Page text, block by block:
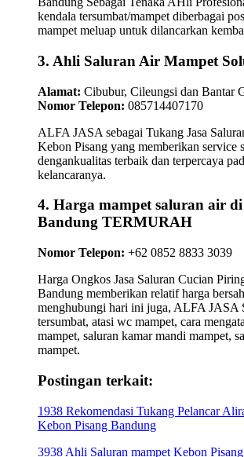
kendala tersumbat/mampet diberbagai
mampet meluap untuk dilancarkan
3. Ahli Saluran Air Mampet
Alamat: Cibubur, Cileungsi dan Bantar
Nomor Telepon: 085714407170
ALFA JASA sebagai Tukang Jasa
Kebon Pisang yang memberikan service
dengankualitas terbaik dan terpercaya
kelancaranya.
4. Harga mampet saluran air
Bandung TERMURAH
Nomor Telepon: +62 0852 8833 3039
Harga Ongkos Jasa Saluran Cucian
Bandung memberikan relatif harga
menghubungi hari ini juga, ALFA JASA
tersumbat, atasi wc mampet, cara
mampet, saluran kamar mandi mampet,
mampet.
Postingan terkait:
1938 Rekomendasi Tukang Pelancar
Kebon Pisang Bandung
3938 Ahli Saluran mampet Kebon